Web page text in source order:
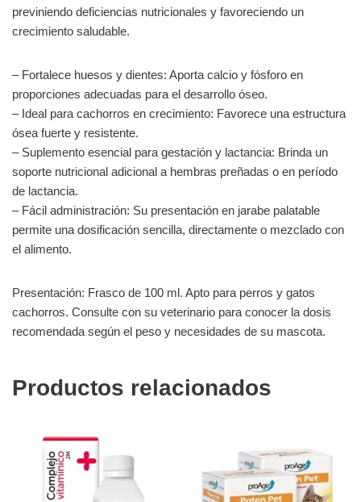
previniendo deficiencias nutricionales y favoreciendo un
crecimiento saludable.
– Fortalece huesos y dientes: Aporta calcio y fósforo en
proporciones adecuadas para el desarrollo óseo.
– Ideal para cachorros en crecimiento: Favorece una estructura
ósea fuerte y resistente.
– Suplemento esencial para gestación y lactancia: Brinda un
soporte nutricional adicional a hembras preñadas o en período
de lactancia.
– Fácil administración: Su presentación en jarabe palatable
permite una dosificación sencilla, directamente o mezclado con
el alimento.
Presentación: Frasco de 100 ml. Apto para perros y gatos
cachorros. Consulte con su veterinario para conocer la dosis
recomendada según el peso y necesidades de su mascota.
Productos relacionados